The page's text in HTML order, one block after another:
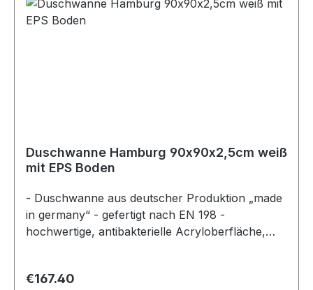
Duschwanne Hamburg 90x90x2,5cm weiß
mit EPS Boden
- Duschwanne aus deutscher Produktion „made
in germany“ - gefertigt nach EN 198 -
hochwertige, antibakterielle Acryloberfläche,
Dusche ca. 5,5cm - mit gerader EPS Unterseite
Regular price:
€167.40